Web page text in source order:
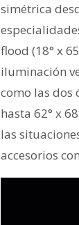
simétrica
flood (18° x
iluminación
como las dos
hasta 62° x
las
accesorios